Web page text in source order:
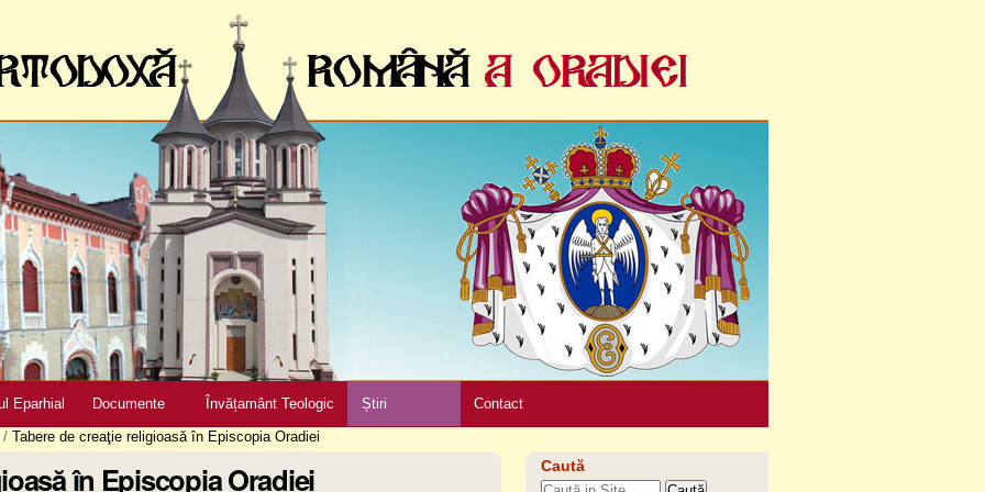
Eparhial Documente Învățamânt Teologic Știri Contact
/ Tabere de creaţie religioasă în Episcopia Oradiei
în Episcopia Oradiei Caută